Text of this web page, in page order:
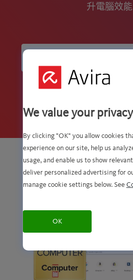
升電腦效能
We value your privacy
By clicking "OK" you allow cookies
experience on our site, help us
usage, and enable us to show
deliver personalized advertising for
manage cookie settings below. See
OK